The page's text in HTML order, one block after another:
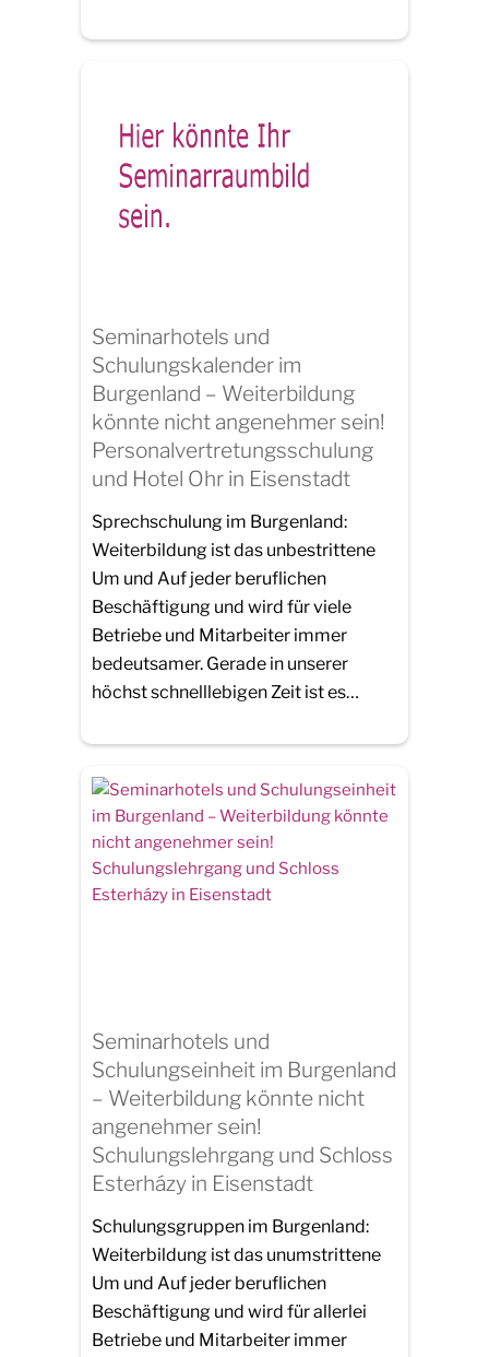
Seminarhotels und
Schulungskalender im
Burgenland – Weiterbildung
könnte nicht angenehmer sein!
Personalvertretungsschulung
und Hotel Ohr in Eisenstadt
Sprechschulung im Burgenland:
Weiterbildung ist das unbestrittene
Um und Auf jeder beruflichen
Beschäftigung und wird für viele
Betriebe und Mitarbeiter immer
bedeutsamer. Gerade in unserer
höchst schnelllebigen Zeit ist es…
Seminarhotels und
Schulungseinheit im Burgenland
– Weiterbildung könnte nicht
angenehmer sein!
Schulungslehrgang und Schloss
Esterházy in Eisenstadt
Schulungsgruppen im Burgenland:
Weiterbildung ist das unumstrittene
Um und Auf jeder beruflichen
Beschäftigung und wird für allerlei
Betriebe und Mitarbeiter immer